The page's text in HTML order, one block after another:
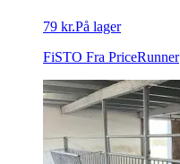
79 kr.På lager
FiSTO Fra PriceRunner